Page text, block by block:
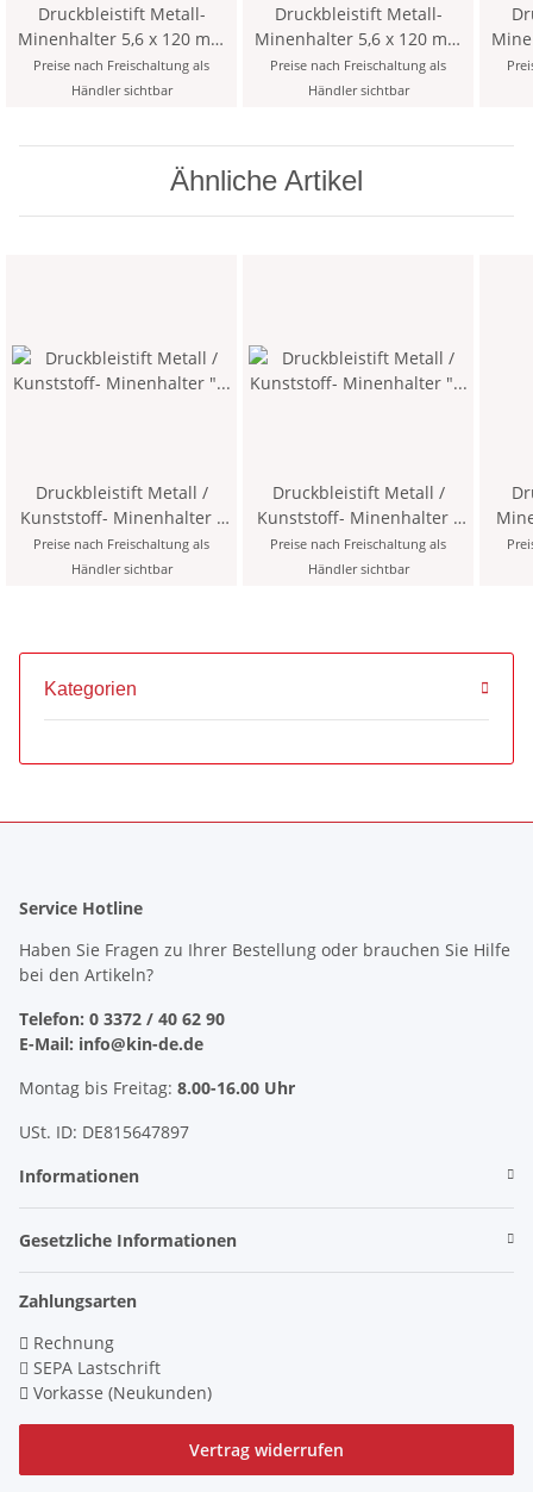
Druckbleistift Metall-
Minenhalter 5,6 x 120 mm
Mine - Blau - inklusive
Minenspitzer > 2KK <
Preise nach Freischaltung als
Händler sichtbar
Druckbleistift Metall-
Minenhalter 5,6 x 120 mm
Mine - Grün - inklusive
Minenspitzer > 3KK <
Preise nach Freischaltung als
Händler sichtbar
Ähnliche Artikel
Druckbleistift Metall /
Kunststoff- Minenhalter "
Versatil " 5,6 x 120 mm
Mine - Hellgün - inklusive
Preise nach Freischaltung als
Händler sichtbar
Druckbleistift Metall /
Kunststoff- Minenhalter "
Versatil " 5,6 x 120 mm
Mine - Rot > 1KK <
Preise nach Freischaltung als
Händler sichtbar
Kategorien
Service Hotline
Haben Sie Fragen zu Ihrer Bestellung oder brauchen Sie Hilfe
bei den Artikeln?
Telefon: 0 3372 / 40 62 90
E-Mail: info@kin-de.de
Montag bis Freitag: 8.00-16.00 Uhr
USt. ID: DE815647897
Informationen
Gesetzliche Informationen
Zahlungsarten
Rechnung
SEPA Lastschrift
Vorkasse (Neukunden)
Vertrag widerrufen